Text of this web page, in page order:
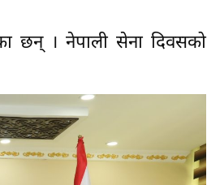
छन् । नेपाली सेना दिवसको